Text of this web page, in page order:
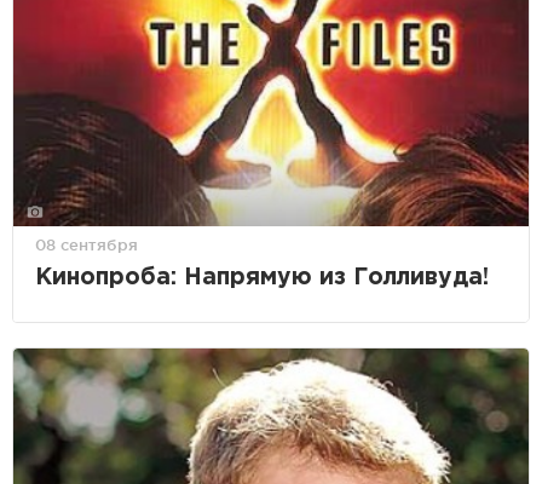
08 сентября
Кинопроба: Напрямую из Голливуда!